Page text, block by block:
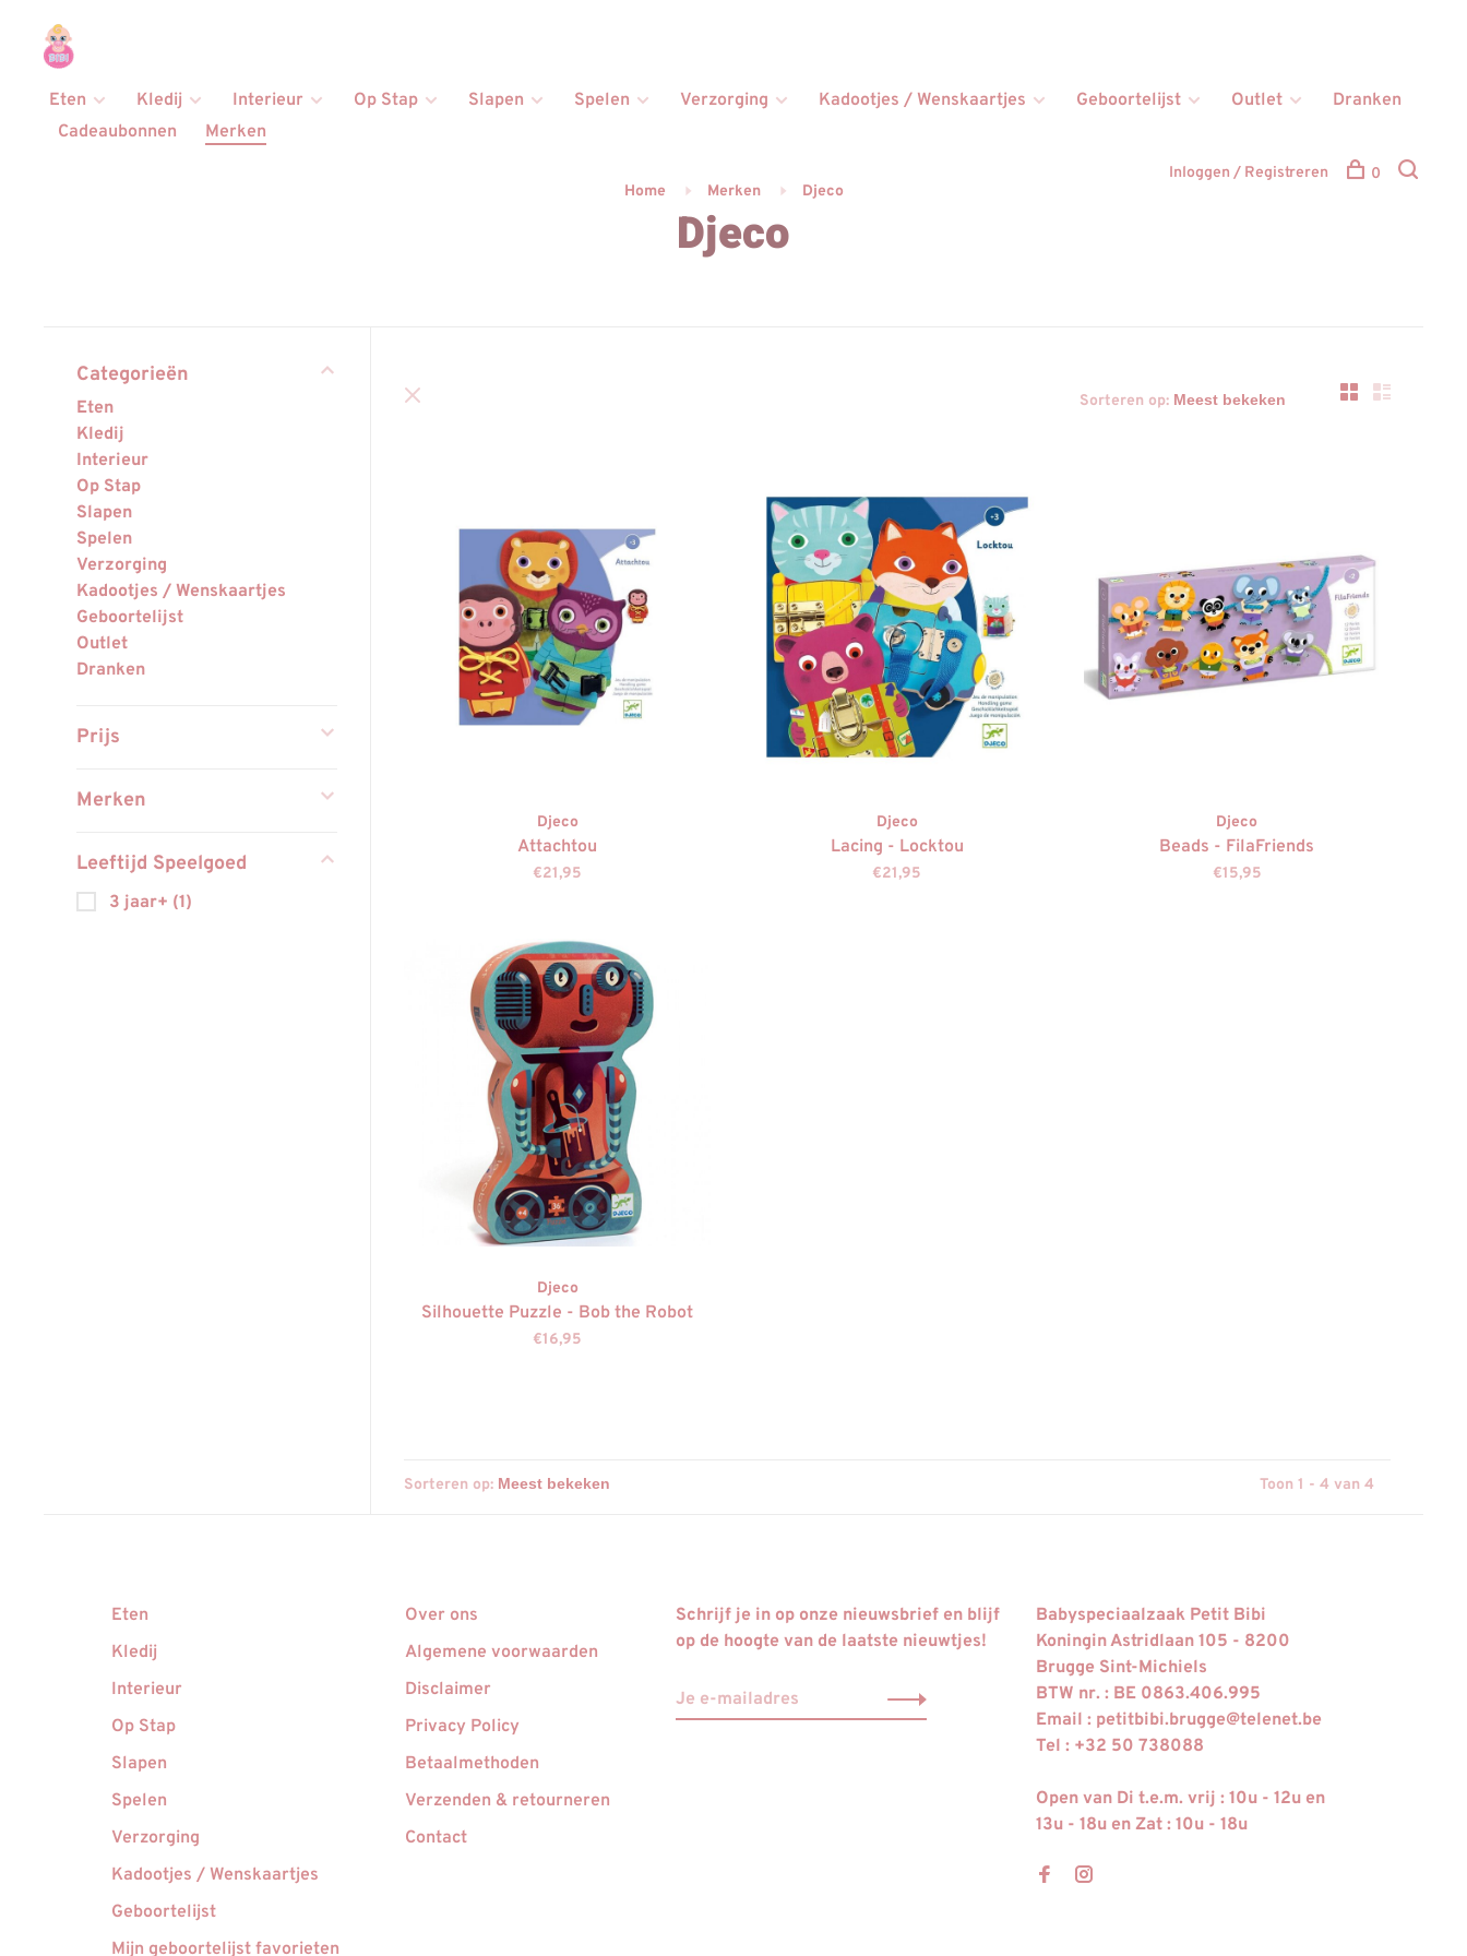
Eten Kledij Interieur Op Stap Slapen Spelen Verzorging Kadootjes / Wenskaartjes Geboortelijst Outlet
Dranken
Cadeaubonnen
Merken
Inloggen / Registreren
0
Home
Merken Djeco
Djeco
Categorieën
Eten
Kledij
Interieur
Op Stap
Slapen
Spelen
Verzorging
Kadootjes / Wenskaartjes
Geboortelijst
Outlet
Dranken
Prijs
Merken
Leeftijd Speelgoed
3 jaar+ (1)
Sorteren op:
Djeco
Attachtou
€21,95
Djeco
Lacing - Locktou
€21,95
Djeco
Beads - FilaFriends
€15,95
Djeco
Silhouette Puzzle - Bob the Robot
€16,95
Sorteren op: Toon 1 - 4 van 4
Eten
Kledij
Interieur
Op Stap
Slapen
Spelen
Verzorging
Kadootjes / Wenskaartjes
Geboortelijst
Mijn geboortelijst favorieten
Over ons
Algemene voorwaarden
Disclaimer
Privacy Policy
Betaalmethoden
Verzenden & retourneren
Contact
Schrijf je in op onze nieuwsbrief en blijf
op de hoogte van de laatste nieuwtjes!
Babyspeciaalzaak Petit Bibi
Koningin Astridlaan 105 - 8200
Brugge Sint-Michiels
BTW nr. : BE 0863.406.995
Email : petitbibi.brugge@telenet.be
Tel : +32 50 738088
Open van Di t.e.m. vrij : 10u - 12u en
13u - 18u en Zat : 10u - 18u